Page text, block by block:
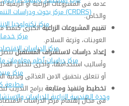
مركز بحوث ودراسات التنمية الريفية (CRDRS)
مركز تكنولوجيا
مركز
مركز الدراسات
مركز دراسات نُظم معلومات
مركز
مطبعة
وحدة الهندسة الزراعية للدراسات
عدمه فى المشروعات الزراعية أو
والخاص.
تقييم المشروعات الزراعيةالكبرى
العوينات، وترعة السلام.
إعداد دراسات لاستشراف المستقبل
وأساليب استخدامها، وأخرى لتحليل
أو تتعلق بتحقيق الامن الغذائى وتدنية
تخطيط وتنفيذ ومتابعة برامج التدريب
فى مجال إهتمام مركز الدراسات